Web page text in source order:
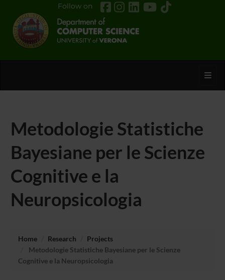
Follow on
Metodologie Statistiche
Bayesiane per le Scienze
Cognitive e la
Neuropsicologia
Home Research
Projects
Metodologie Statistiche Bayesiane per le Scienze
Cognitive e la Neuropsicologia